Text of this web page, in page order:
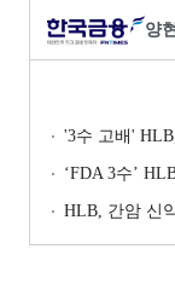
양
'3수 고배'
‘FDA 3수’ HLB,
HLB, 간암 신약